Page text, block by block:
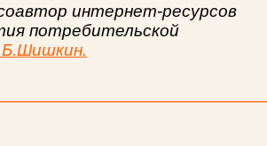
интернет-ресурсов
потребительской